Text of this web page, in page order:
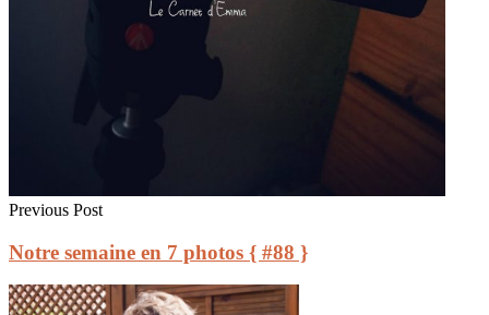
Previous Post
Notre semaine en 7 photos { #88 }